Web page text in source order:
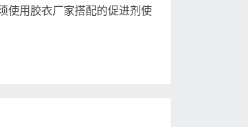
使用胶衣厂家搭配的促进剂使